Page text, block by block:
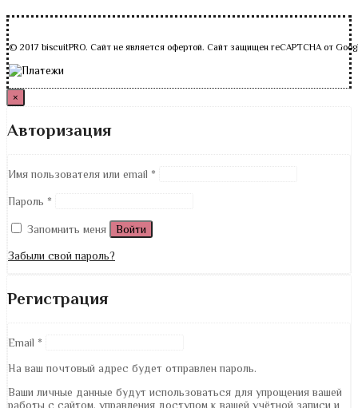
© 2017 biscuitPRO. Сайт не является офертой. Сайт защищен reCAPTCHA от
×
Авторизация
Имя пользователя или email *
Пароль *
Запомнить меня Войти
Забыли свой пароль?
Регистрация
Email *
На ваш почтовый адрес будет отправлен пароль.
Ваши личные данные будут использоваться для упрощения вашей
работы с сайтом, управления доступом к вашей учётной записи и